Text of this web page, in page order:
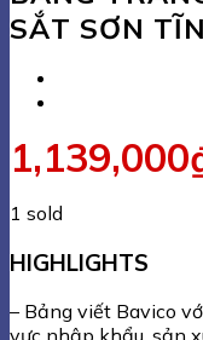
SẮT SƠN
1,139,000
1 sold
HIGHLIGHTS
– Bảng viết Bavico